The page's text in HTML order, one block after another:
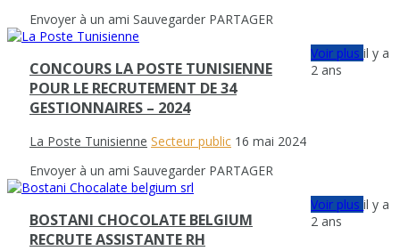
Envoyer à un ami Sauvegarder PARTAGER
CONCOURS LA POSTE TUNISIENNE
POUR LE RECRUTEMENT DE 34
GESTIONNAIRES – 2024
La Poste Tunisienne Secteur public 16 mai 2024
Envoyer à un ami Sauvegarder PARTAGER
Voir plusil y a
2 ans
BOSTANI CHOCOLATE BELGIUM
RECRUTE ASSISTANTE RH
Voir plusil y a
2 ans